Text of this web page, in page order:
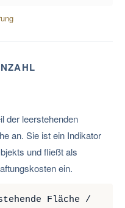
der leerstehenden
an. Sie ist ein Indikator
und fließt als
ein.
Fläche /